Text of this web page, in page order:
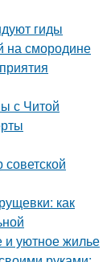
гиды
на смородине
с Читой
как
и уютное жилье